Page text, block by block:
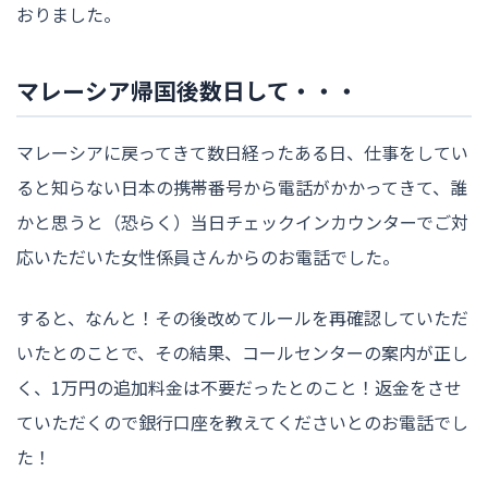
おりました。
マレーシア帰国後数日して・・・
マレーシアに戻ってきて数日経ったある日、仕事をしてい
ると知らない日本の携帯番号から電話がかかってきて、誰
かと思うと（恐らく）当日チェックインカウンターでご対
応いただいた女性係員さんからのお電話でした。
すると、なんと！その後改めてルールを再確認していただ
いたとのことで、その結果、コールセンターの案内が正し
く、1万円の追加料金は不要だったとのこと！返金をさせ
ていただくので銀行口座を教えてくださいとのお電話でし
た！